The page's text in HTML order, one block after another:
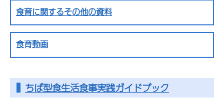
食育に関するその他の資料
食育動画
ちば型食生活食事実践ガイドブック